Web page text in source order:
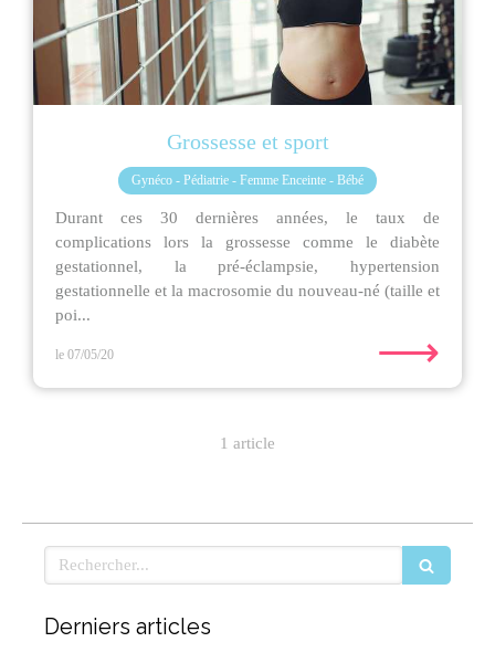
Grossesse et sport
Gynéco - Pédiatrie - Femme Enceinte - Bébé
Durant ces 30 dernières années, le taux de
complications lors la grossesse comme le diabète
gestationnel, la pré-éclampsie, hypertension
gestationnelle et la macrosomie du nouveau-né (taille et
poi...
le 07/05/20 ⟶
1 article
Rechercher
Derniers articles